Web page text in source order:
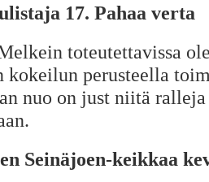
17. Pahaa verta
toteutettavissa
kokeilun perusteella
nuo on just niitä
Seinäjoen-keikkaa